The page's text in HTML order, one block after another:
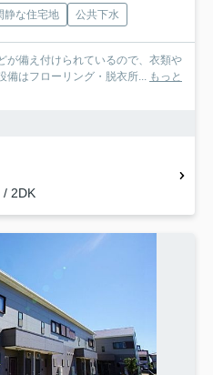
静な住宅地 公共下水
が備え付けられているので、衣類や
備はフローリング・脱衣所... もっと
/ 2DK